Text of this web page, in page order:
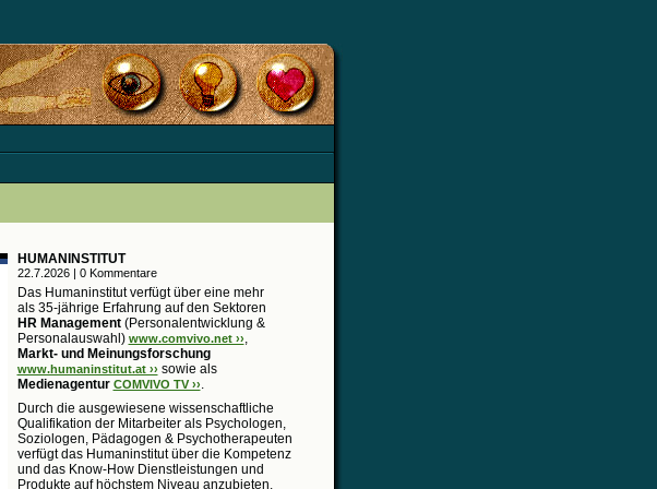
HUMANINSTITUT
22.7.2026 | 0 Kommentare
Das Humaninstitut verfügt über eine mehr
als 35-jährige Erfahrung auf den Sektoren
HR Management(Personalentwicklung &
Personalauswahl) www.comvivo.net ››,
Markt- und Meinungsforschung
www.humaninstitut.at ›› sowie als
Medienagentur COMVIVO TV ››.
Durch die ausgewiesene wissenschaftliche
Qualifikation der Mitarbeiter als Psychologen,
Soziologen, Pädagogen & Psychotherapeuten
verfügt das Humaninstitut über die Kompetenz
und das Know-How Dienstleistungen und
Produkte auf höchstem Niveau anzubieten.